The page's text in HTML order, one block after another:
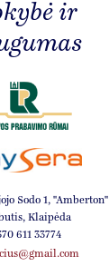
ir
Sodo 1, ''Amberton''
Klaipėda
611 33774